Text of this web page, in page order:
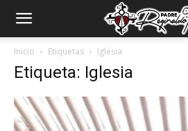
Padre
Reginaldo
Inicio Etiquetas Iglesia
Etiqueta: Iglesia